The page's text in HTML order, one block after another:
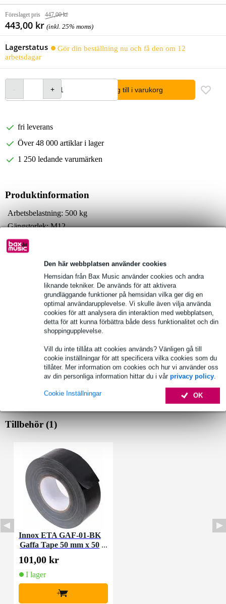
Den här webbplatsen använder cookies
Hemsidan från Bax Music använder cookies och andra
liknande tekniker. De används för att aktivera
grundläggande funktioner på hemsidan vilka ger dig en
optimal användarupplevelse. Vi skulle även vilja använda
cookies för att analysera din interaktion med webbplatsen,
detta för att kunna förbättra både dess funktionalitet och din
shoppingupplevelse.
Vill du inte tillåta att cookies används? Vänligen gå till
cookie inställningar för att specificera vilka cookies som du
tillåter. Mer information om cookies och hur vi använder oss
av din personliga information hittar du i vår privacy policy.
OK
Cookie Inställningar
Föreslaget pris 447,00 kr
443,00 kr (inkl. 25% moms)
Lagerstatus
Gör din beställning nu och få den om 12
arbetsdagar
lägg till i varukorg
fri leverans
Över 48 000 artiklar i lager
1 250 ledande varumärken
Produktinformation
Arbetsbelastning: 500 kg
Gängstorlek: M12
Material: Stål
Fullständiga specifikationer
Se även (2)
Tillbehör (1)
Innox ETA GAF-01-BK
Gaffa Tape 50 mm x 50
m svart
101,00 kr
I lager
+